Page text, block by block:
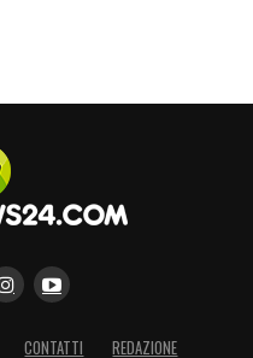
CONTATTI REDAZIONE